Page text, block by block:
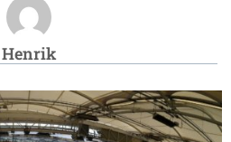
Henrik